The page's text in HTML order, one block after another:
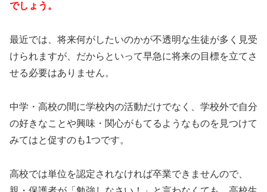
でしょう。
最近では、将来何がしたいのかが不透明な生徒が多く見受
けられますが、だからといって早急に将来の目標を立てさ
せる必要はありません。
中学・高校の間に学校内の活動だけでなく、学校外で自分
の好きなことや興味・関心がもてるようなものを見つけて
みてはと促すのも1つです。
高校では単位を認定されなければ卒業できませんので、